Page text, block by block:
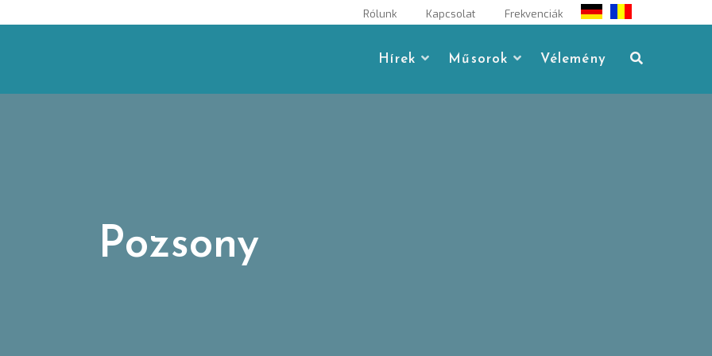
Rólunk Kapcsolat Frekvenciák
Hírek Műsorok Vélemény
Pozsony